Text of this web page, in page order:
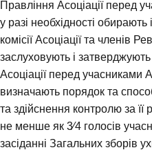
Правління Асоціації перед
у разі необхідності
комісії Асоціації та членів
заслуховують i затверджують
Асоціації перед учасниками
визначають порядок та
та здійснення контролю за її
не менше як 3⁄4 голосів
засіданні Загальних зборів